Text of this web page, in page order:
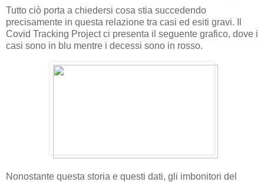
Tutto ciò porta a chiedersi cosa stia succedendo
precisamente in questa relazione tra casi ed esiti gravi. Il
Covid Tracking Project ci presenta il seguente grafico, dove i
casi sono in blu mentre i decessi sono in rosso.
Nonostante questa storia e questi dati, gli imbonitori del